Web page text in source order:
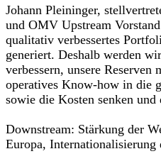
Johann Pleininger,
und OMV Upstream
qualitativ verbessertes
generiert. Deshalb werden
verbessern, unsere Reserven
operatives Know-how in die
sowie die Kosten senken
Downstream: Stärkung der
Europa, Internationalisierung